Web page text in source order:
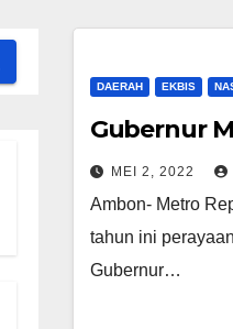
DAERAH EKBIS
Gubernur
MEI 2, 2022
Ambon- Metro
tahun ini
Gubernur…